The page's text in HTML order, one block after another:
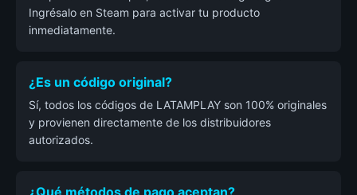
Ingrésalo en Steam para activar tu producto
inmediatamente.
¿Es un código original?
Sí, todos los códigos de LATAMPLAY son 100% originales
y provienen directamente de los distribuidores
autorizados.
¿Qué métodos de pago aceptan?